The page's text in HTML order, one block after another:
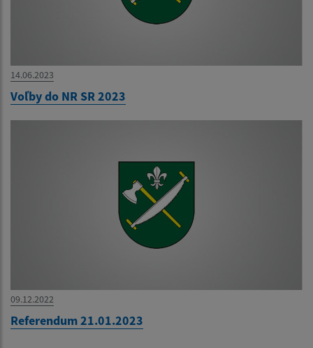
14.06.2023
Voľby do NR SR 2023
09.12.2022
Referendum 21.01.2023